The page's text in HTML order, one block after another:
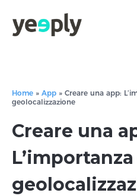
Home » App » Creare una app:
geolocalizzazione
Creare una